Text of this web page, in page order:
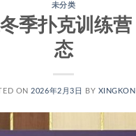
未分类
季扑克训练营
态
ON 2026年2月3日 BY